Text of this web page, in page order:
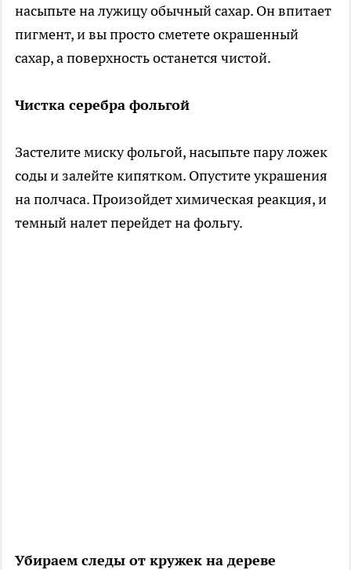
насыпьте на лужицу обычный сахар. Он впитает
пигмент, и вы просто сметете окрашенный
сахар, а поверхность останется чистой.
Чистка серебра фольгой
Застелите миску фольгой, насыпьте пару ложек
соды и залейте кипятком. Опустите украшения
на полчаса. Произойдет химическая реакция, и
темный налет перейдет на фольгу.
Убираем следы от кружек на дереве